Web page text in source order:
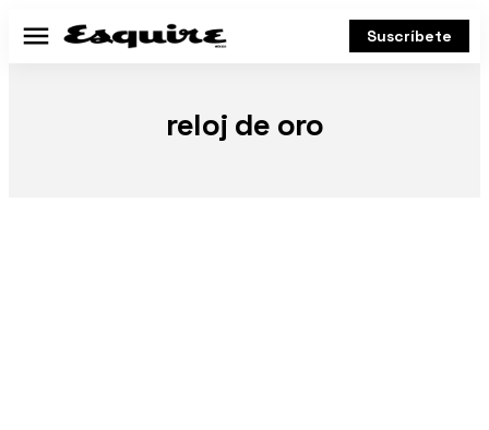
Menú Suscríbete
reloj de oro